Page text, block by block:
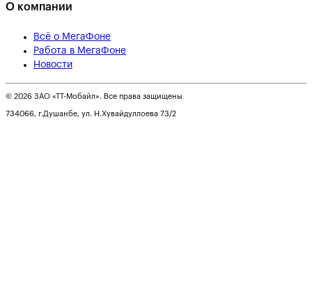
О компании
Всё о МегаФоне
Работа в МегаФоне
Новости
© 2026 ЗАО «ТТ-Мобайл». Все права защищены
734066, г.Душанбе, ул. Н.Хувайдуллоева 73/2